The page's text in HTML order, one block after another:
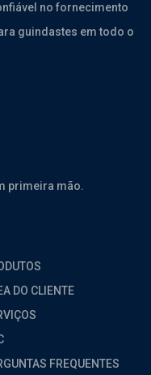
no fornecimento
guindastes em todo o
primeira mão.
DO CLIENTE
FREQUENTES